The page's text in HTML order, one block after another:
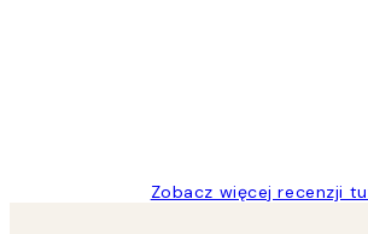
Zobacz więcej recenzji